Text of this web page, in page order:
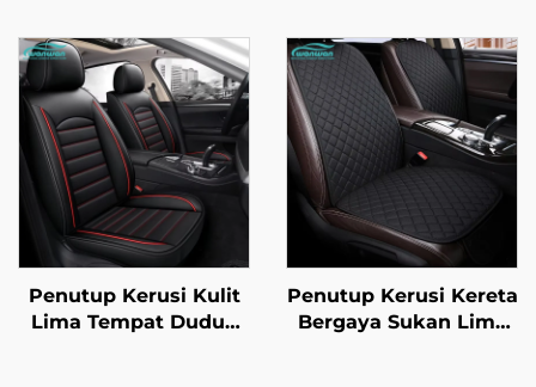
Empat Musim Baru
Kulit Tiga Keping
Tanpa Bahagian
Belakang
Generasi Baharu Kulit
Poliester Untuk
Kelengkapan Kerusi
Kereta
Penutup Kerusi Kulit
Lima Tempat Duduk
Penutup Kerusi Kereta
Bergaya Sukan Lima